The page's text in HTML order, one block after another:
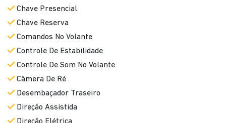
Chave Presencial
Chave Reserva
Comandos No Volante
Controle De Estabilidade
Controle De Som No Volante
Câmera De Ré
Desembaçador Traseiro
Direção Assistida